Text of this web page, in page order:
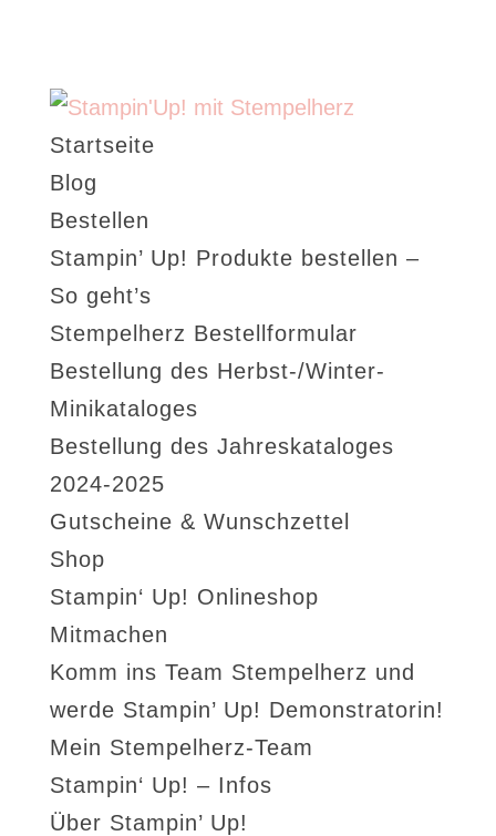
Startseite
Blog
Bestellen
Stampin’ Up! Produkte bestellen –
So geht’s
Stempelherz Bestellformular
Bestellung des Herbst-/Winter-
Minikataloges
Bestellung des Jahreskataloges
2024-2025
Gutscheine & Wunschzettel
Shop
Stampin‘ Up! Onlineshop
Mitmachen
Komm ins Team Stempelherz und
werde Stampin’ Up! Demonstratorin!
Mein Stempelherz-Team
Stampin‘ Up! – Infos
Über Stampin’ Up!